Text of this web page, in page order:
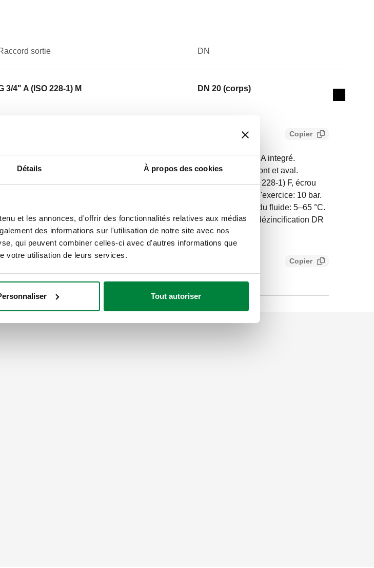
Détails À propos des cookies
et les annonces, d'offrir des fonctionnalités relatives aux médias
des informations sur l'utilisation de notre site avec nos
qui peuvent combiner celles-ci avec d'autres informations que
votre utilisation de leurs services.
Tout autoriser
sortie
DN
3/4" A (ISO 228-1) M
DN 20 (corps)
Collapse
Copier
CALEFFI, 324250. Vanne à sphère avec clapet anti-retour type EA integré.
Cartouche clapet anti-retour remplaçable. Prises de pression amont et aval.
Homologué EN 13959 et EN 13828. Raccord entrée: G 3/4" (ISO 228-1) F, écrou
tournant. Raccord sortie: G 3/4" A (ISO 228-1) M. Pression maxi d'exercice: 10 bar.
Pression mini d'ouverture clapet: 0,5 kPa. Plage de température du fluide: 5–65 °C.
Moyenne: eau sanitaire. DN: DN 20 (corps). Matériel: laiton anti-dézincification DR
"low lead".
SCIP code Copier